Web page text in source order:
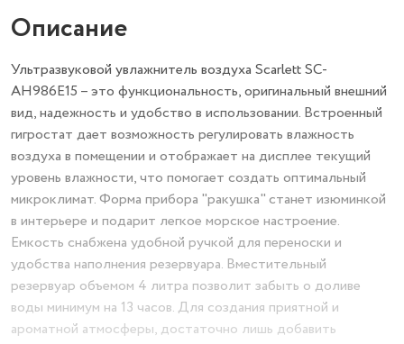
Описание
Ультразвуковой увлажнитель воздуха Scarlett SC-
AH986E15 – это функциональность, оригинальный внешний
вид, надежность и удобство в использовании. Встроенный
гигростат дает возможность регулировать влажность
воздуха в помещении и отображает на дисплее текущий
уровень влажности, что помогает создать оптимальный
микроклимат. Форма прибора "ракушка" станет изюминкой
в интерьере и подарит легкое морское настроение.
Емкость снабжена удобной ручкой для переноски и
удобства наполнения резервуара. Вместительный
резервуар объемом 4 литра позволит забыть о доливе
воды минимум на 13 часов. Для создания приятной и
ароматной атмосферы, достаточно лишь добавить